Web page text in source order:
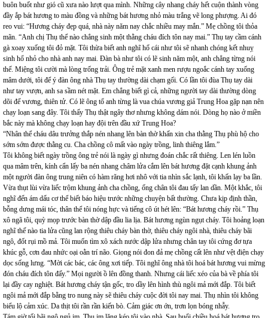
buôn buốt như gió cũ xưa nào lượt qua mình. Những cây nhang cháy hết cuộn thành vòng
đầy ắp bát hương to màu đồng và những bát hương nhỏ màu trắng vẽ long phượng. Ai đó
reo vui: “Hương cháy đẹp quá, nhà này năm nay chắc nhiều may mắn.” Mẹ chồng tôi thỏa
mãn. “Anh chị Thụ thể nào chẳng sinh một thằng cháu đích tôn nay mai.” Thụ tay cầm cánh
gà xoay xuống tôi đỏ mặt. Tôi thừa biết anh nghĩ hổ cái như tôi sẽ nhanh chóng kết nhuỵ
sinh hổ nhỏ cho nhà anh nay mai. Đàn bà như tôi có lẽ sinh năm một, anh chẳng từng nói
thế. Miệng tôi cười mà lòng trống trải. Ông trẻ mặt xanh men rượu ngoắc cánh tay xuống
mâm dưới, tôi để ý đàn ông nhà Thụ tay thường dài chạm gối. Có lần tôi đùa Thụ tay dài
như tay vượn, anh sa sầm nét mặt. Em chẳng biết gì cả, những người tay dài thường dòng
dõi đế vương, thiên tử. Có lẽ ông tổ anh từng là vua chúa vương giả Trung Hoa gặp nạn nên
chạy loạn sang đây. Tôi thấy Thụ thật ngây thơ nhưng không dám nói. Dòng họ nào ở miền
bắc này mà không chạy loạn hay đội trên đầu xứ Trung Hoa?
“Nhân thể cháu dâu trưởng thắp nén nhang lên bàn thờ khấn xin cha thằng Thụ phù hộ cho
sớm sớm được thằng cu. Cha chồng cô mất vào ngày trồng, linh thiêng lắm.”
Tôi không biết ngày trồng ông trẻ nói là ngày gì nhưng đoán chắc rất thiêng. Len lén luồn
qua mâm trên, kính cẩn lấy ba nén nhang châm lửa cắm lên bát hương đặt cạnh khung ảnh
một người đàn ông trung niên có hàm răng hơi nhô với tia nhìn sắc lạnh, tôi khấn lạy ba lần.
Vừa thụt lùi vừa liếc trộm khung ảnh cha chồng, ống chân tôi đau tấy lan dần. Một khắc, tôi
nghĩ đến ám dấu cơ thể biết báo hiệu trước những chuyện bất thường. Chưa kịp định thần,
bỗng dưng mái tóc, thân thể tôi nóng hực và tiếng cô út hét lên: “Bát hương cháy rồi.” Thụ
xô ngã tôi, quỳ mọp trước bàn thờ dập đầu lia lịa. Bát hương ngùn ngụt cháy. Tôi hoảng loạn
nghĩ thế nào tia lửa cũng lan rộng thiêu cháy bàn thờ, thiêu cháy ngôi nhà, thiêu cháy bãi
ngô, đốt rụi mồ mả. Tôi muốn tìm xô xách nước dập lửa nhưng chân tay tôi cứng đơ tựa
khúc gỗ, cơn đau nhức oại oằn trí não. Giọng nói đon đả mẹ chồng cất lên như vệt điện chạy
dọc sống lưng. “Mời các bác, các ông xơi tiếp. Tôi nghĩ ông nhà tôi hoá bát hương vui mừng
đón cháu đích tôn đấy.” Mọi người ồ lên đồng thanh. Nhưng cái liếc xéo của bà về phía tôi
lại đầy cay nghiệt. Bát hương cháy tận gốc, tro dầy lên hình thù ngôi mả mới đắp. Tôi biết
ngôi mả mới đắp bằng tro nung này sẽ thiêu cháy cuộc đời tôi nay mai. Thụ nhìn tôi không
biểu lộ cảm xúc. Da thịt tôi rần rần kiến bò. Cảm giác ơn ớn, trơn lọn bóng nhẫy.